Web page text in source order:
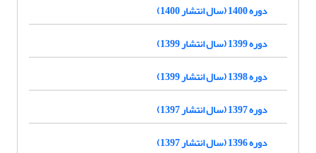
دوره 1400 (سال انتشار 1400)
دوره 1399 (سال انتشار 1399)
دوره 1398 (سال انتشار 1399)
دوره 1397 (سال انتشار 1397)
دوره 1396 (سال انتشار 1397)